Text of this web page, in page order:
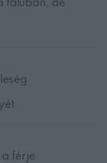
faluban, de
a férje